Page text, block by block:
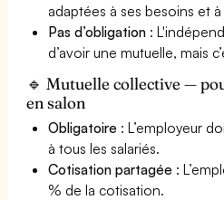
adaptées à ses besoins et
Pas d’obligation :
d’avoir une mutuelle, mais
🔹 Mutuelle collective —
en salon
Obligatoire : L’employeur
à tous les salariés.
Cotisation partagée :
% de la cotisation.